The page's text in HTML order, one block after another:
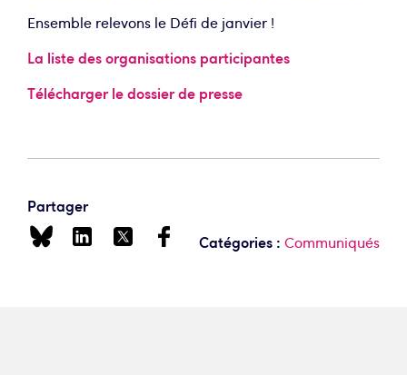
Ensemble relevons le Défi de janvier !
La liste des organisations participantes
Télécharger le dossier de presse
Partager
Catégories : Communiqués